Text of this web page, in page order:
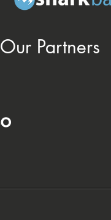
Our Partners